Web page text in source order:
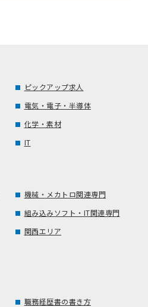
ピックアップ求人
電気・電子・半導体
化学・素材
IT
機械・メカトロ関連専門
組み込みソフト・IT関連専門
関西エリア
職務経歴書の書き方